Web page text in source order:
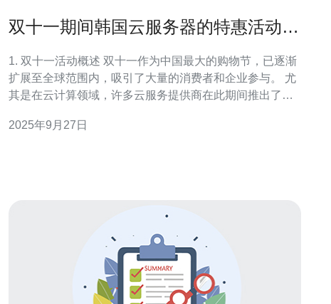
双十一期间韩国云服务器的特惠活动总
1. 双十一活动概述 双十一作为中国最大的购物节，已逐渐
扩展至全球范围内，吸引了大量的消费者和企业参与。 尤
其是在云计算领域，许多云服务提供商在此期间推出了丰
和优质的服务，成为了很多企业的选择。
2025年9月27日